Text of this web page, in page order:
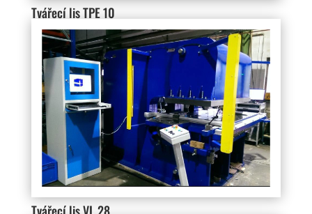
Tvářecí lis TPE 10